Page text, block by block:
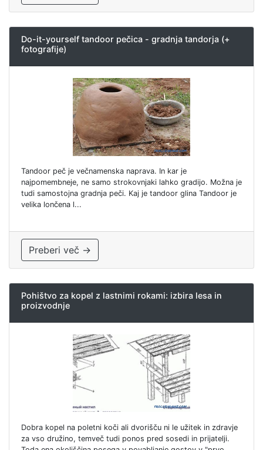
Do-it-yourself tandoor pečica - gradnja tandorja (+
fotografije)
Tandoor peč je večnamenska naprava. In kar je
najpomembneje, ne samo strokovnjaki lahko gradijo. Možna je
tudi samostojna gradnja peči. Kaj je tandoor glina Tandoor je
velika lončena l...
Preberi več →
Pohištvo za kopel z lastnimi rokami: izbira lesa in
proizvodnje
Dobra kopel na poletni koči ali dvorišču ni le užitek in zdravje
za vso družino, temveč tudi ponos pred sosedi in prijatelji.